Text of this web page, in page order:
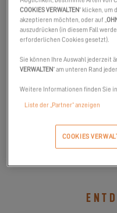
Booten, die es zu
für ernsthafte Käufer, die
in einer wunderschönen
anwesend sein.
COOKIES VERWALTEN“ klicken, um
akzeptieren möchten, oder auf „
auszudrücken (in diesem Fall
erforderlichen Cookies gesetzt).
Sie können Ihre Auswahl jederzeit
VERWALTEN“ am unteren Rand
Weitere Informationen finden Sie
Liste der „Partner“ anzeigen
COOKIES